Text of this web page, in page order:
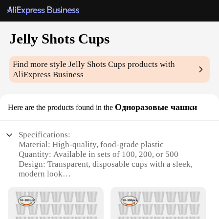
Jelly Shots Cups
Find more styleJelly Shots Cups products with
AliExpress Business
Here are the products found in the Одноразовые чашки
Specifications:
Material: High-quality, food-grade plastic
Quantity: Available in sets of 100, 200, or 500
Design: Transparent, disposable cups with a sleek,
modern look
events, or gatherings
Performance: Durable and sturdy, designed to
withstand the rigors of a busy event